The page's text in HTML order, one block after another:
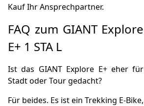
Kauf Ihr Ansprechpartner.
FAQ zum GIANT Explore
E+ 1 STA L
Ist das GIANT Explore E+ eher für
Stadt oder Tour gedacht?
Für beides. Es ist ein Trekking E‑Bike,